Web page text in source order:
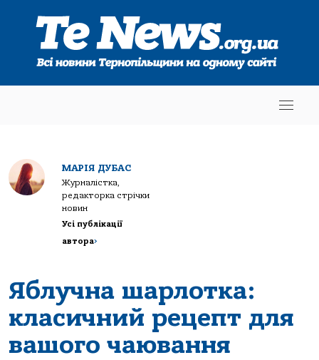
МАРІЯ ДУБАС
Журналістка,
редакторка стрічки
новин
Усі публікації
автора>
Яблучна шарлотка:
класичний рецепт для
вашого чаювання